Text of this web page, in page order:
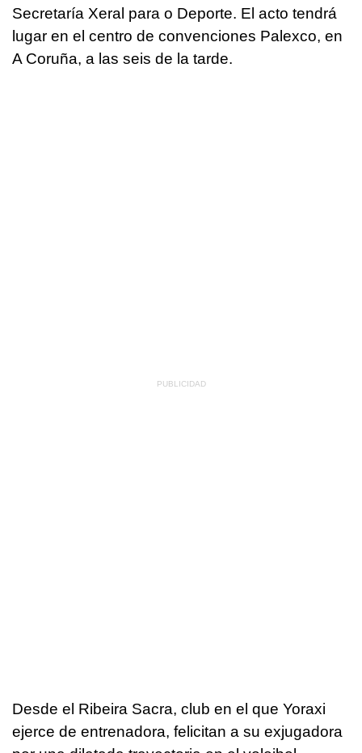
Secretaría Xeral para o Deporte. El acto tendrá
lugar en el centro de convenciones Palexco, en
A Coruña, a las seis de la tarde.
Desde el Ribeira Sacra, club en el que Yoraxi
ejerce de entrenadora, felicitan a su exjugadora